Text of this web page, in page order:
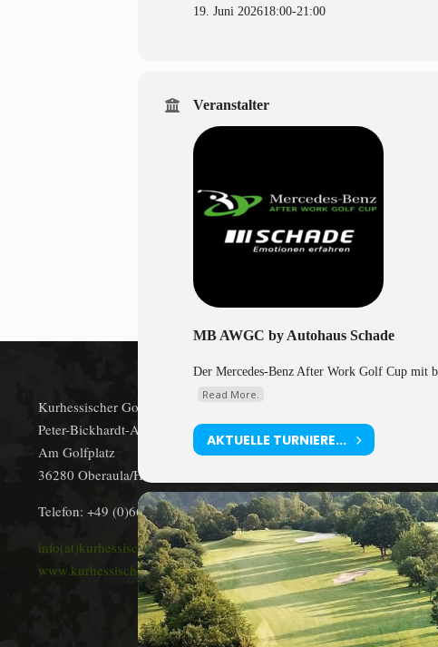
19. Juni 202618:00-21:00
Veranstalter
MB AWGC by Autohaus Schade
Der Mercedes-Benz After Work Golf Cup mit
Read More.
AKTUELLE TURNIERE...
Kurhessischer Golfclub Oberaula/Bad Hersfeld e.V.
Peter-Bickhardt-Allee 1
Am Golfplatz
36280 Oberaula/Hausen
Telefon: +49 (0)6628 9154-0
info(at)kurhessischer-golfclub.de
www.kurhessischer-golfclub.de